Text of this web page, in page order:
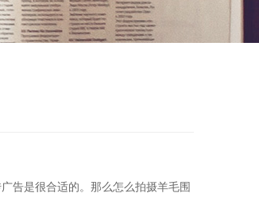
告是很合适的。那么怎么拍摄羊毛围